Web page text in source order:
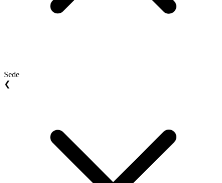
Sede
❮